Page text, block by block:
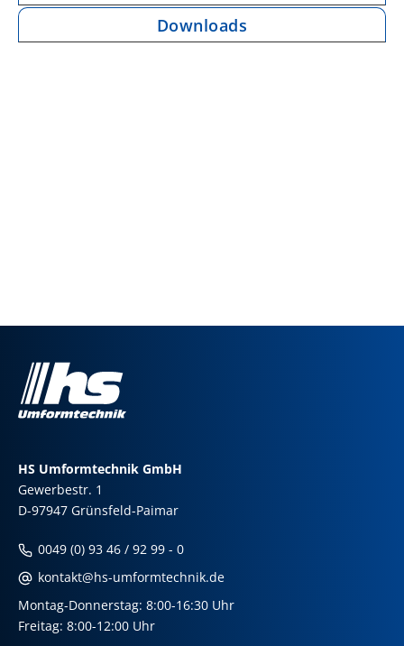
Downloads
HS Umformtechnik GmbH
Gewerbestr. 1
D-97947 Grünsfeld-Paimar
0049 (0) 93 46 / 92 99 - 0
kontakt@hs-umformtechnik.de
Montag-Donnerstag: 8:00-16:30 Uhr
Freitag: 8:00-12:00 Uhr